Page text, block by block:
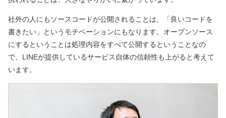
社外の人にもソースコードが公開されることは、「良いコードを
書きたい」というモチベーションにもなります。オープンソース
にするということは処理内容をすべて公開するということなの
で、LINEが提供しているサービス自体の信頼性も上がると考えて
います。